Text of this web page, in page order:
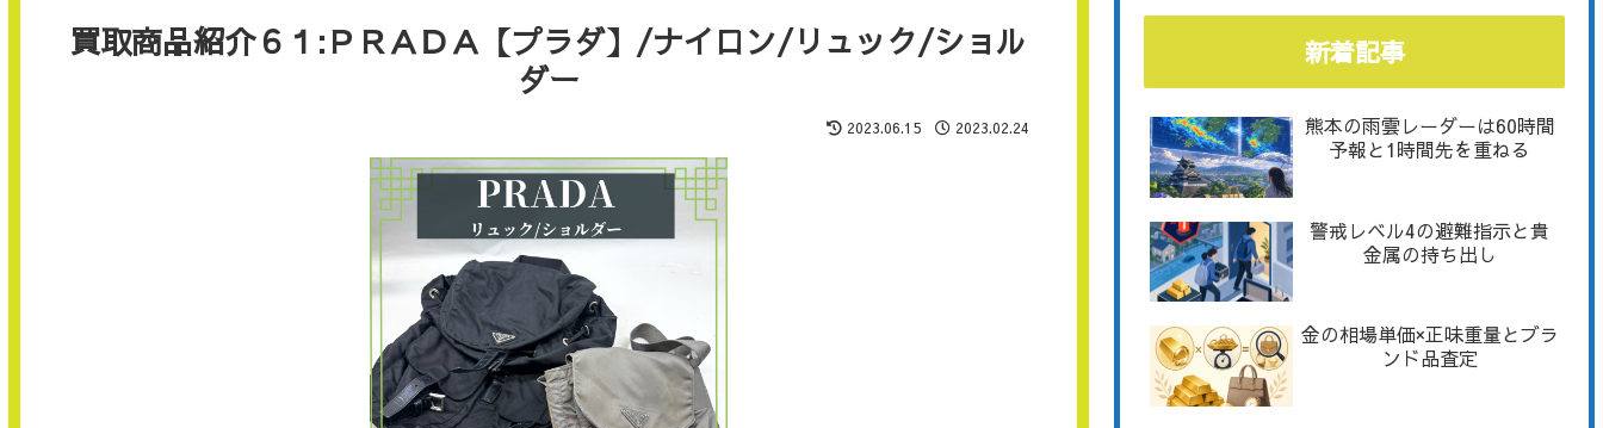
買取商品紹介６１:ＰＲＡＤＡ【プラダ】/ナイロン/リュック/ショル
ダー
2023.06.15 2023.02.24
新着記事
熊本の雨雲レーダーは60時間
予報と1時間先を重ねる
警戒レベル4の避難指示と貴
金属の持ち出し
金の相場単価×正味重量とブラ
ンド品査定